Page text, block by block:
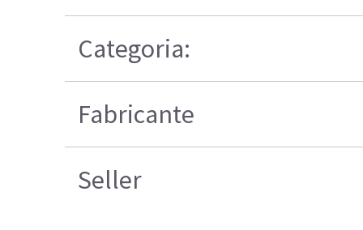
Categoria:
Fabricante
Seller